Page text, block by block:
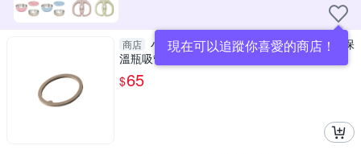
現在可以追蹤你喜愛的商店！
商店
小獅王辛巴 simba TEENYLITE不鏽鋼保
溫瓶吸管配件-防漏矽膠墊圈
$65